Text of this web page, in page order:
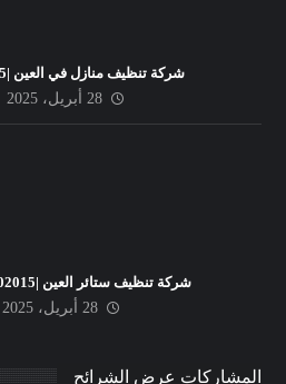
شركة تنظيف منازل في العين |0526402015| تعقيم
28 أبريل، 2025
شركة تنظيف ستائر العين |0526402015|شركة المجد
28 أبريل، 2025
المشاركات عرض الشرائح